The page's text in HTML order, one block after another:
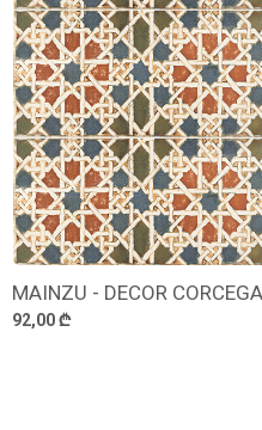
MAINZU - DECOR
92,00 ₾